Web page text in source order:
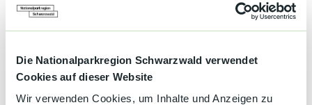
Die Nationalparkregion Schwarzwald verwendet
Cookies auf dieser Website
Wir verwenden Cookies, um Inhalte und Anzeigen zu
Sprachkenntnisse